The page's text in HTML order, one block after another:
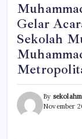
Gelar
Sekolah
By
November